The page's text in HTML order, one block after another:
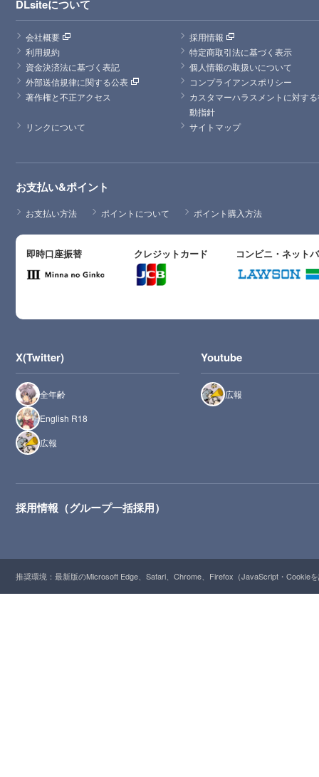
DLsiteについて
会社概要
採用情報
利用規約
特定商取引法に基づく表示
資金決済法に基づく表記
個人情報の取扱いについて
外部送信規律に関する公表
コンプライアンスポリシー
著作権と不正アクセス
カスタマーハラスメントに対す
動指針
リンクについて
サイトマップ
お支払い&ポイント
お支払い方法 ポイントについて ポイント購入方法
即時口座振替 クレジットカード コンビニ・ネット
X(Twitter)
全年齢
English R18
広報
Youtube
広報
採用情報（グループ一括採用）
推奨環境：最新版のMicrosoft Edge、Safari、Chrome、Firefox（JavaScript・Cookie